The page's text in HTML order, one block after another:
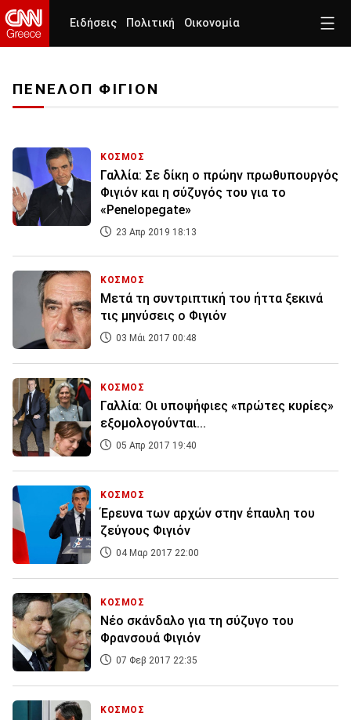
Ειδήσεις Πολιτική Οικονομία
ΠΕΝΕΛΟΠ ΦΙΓΙΟΝ
ΚΟΣΜΟΣ
Γαλλία: Σε δίκη ο πρώην πρωθυπουργός
Φιγιόν και η σύζυγός του για το
«Penelopegate»
23 Απρ 2019 18:13
ΚΟΣΜΟΣ
Μετά τη συντριπτική του ήττα ξεκινά
τις μηνύσεις ο Φιγιόν
03 Μάι 2017 00:48
ΚΟΣΜΟΣ
Γαλλία: Οι υποψήφιες «πρώτες κυρίες»
εξομολογούνται...
05 Απρ 2017 19:40
ΚΟΣΜΟΣ
Έρευνα των αρχών στην έπαυλη του
ζεύγους Φιγιόν
04 Μαρ 2017 22:00
ΚΟΣΜΟΣ
Νέο σκάνδαλο για τη σύζυγο του
Φρανσουά Φιγιόν
07 Φεβ 2017 22:35
ΚΟΣΜΟΣ